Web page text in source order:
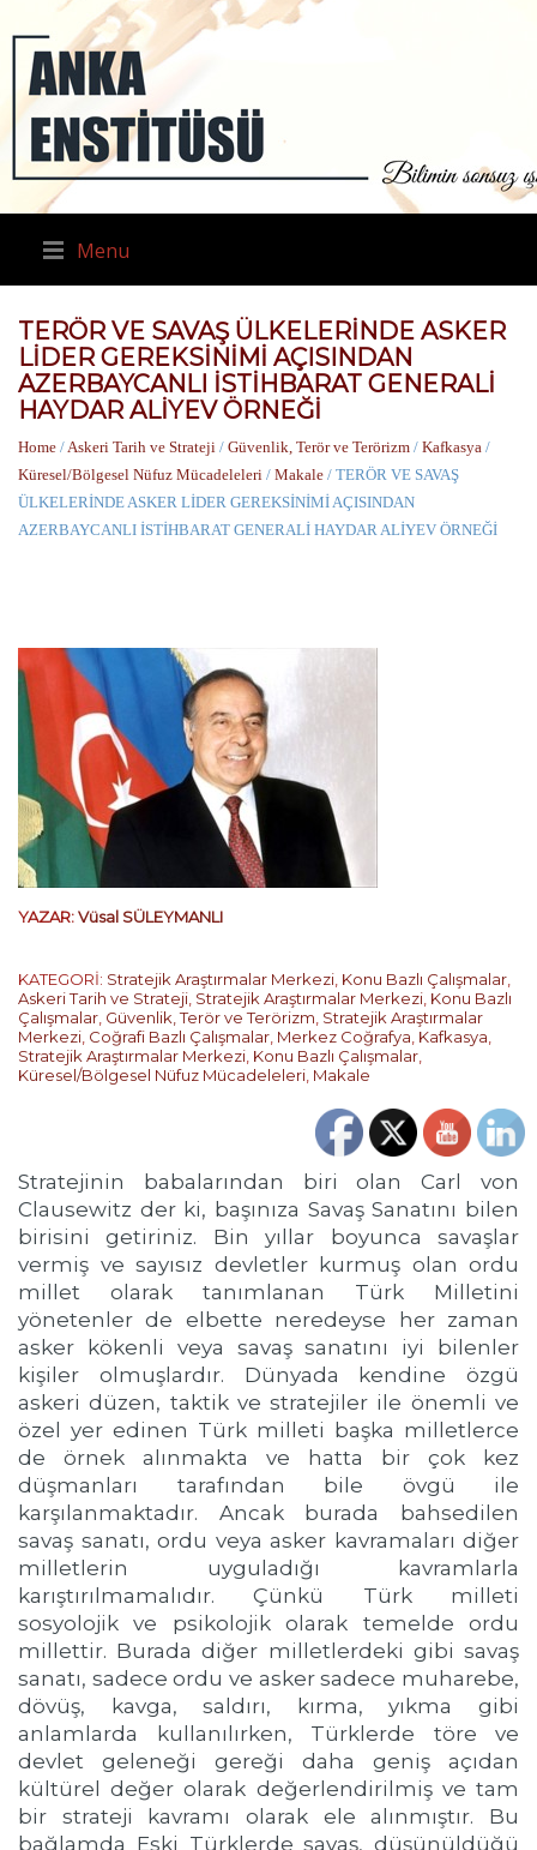
Menu
TERÖR VE SAVAŞ ÜLKELERİNDE ASKER
LİDER GEREKSİNİMİ AÇISINDAN
AZERBAYCANLI İSTİHBARAT GENERALİ
HAYDAR ALİYEV ÖRNEĞİ
Home /Askeri Tarih ve Strateji / Güvenlik, Terör ve Terörizm / Kafkasya /
Küresel/Bölgesel Nüfuz Mücadeleleri / Makale / TERÖR VE SAVAŞ
ÜLKELERİNDE ASKER LİDER GEREKSİNİMİ AÇISINDAN
AZERBAYCANLI İSTİHBARAT GENERALİ HAYDAR ALİYEV ÖRNEĞİ
YAZAR:Vüsal SÜLEYMANLI
KATEGORİ: Stratejik Araştırmalar Merkezi Konu Bazlı Çalışmalar
Askeri Tarih ve Strateji Stratejik Araştırmalar Merkezi Konu Bazlı
Çalışmalar Güvenlik, Terör ve Terörizm Stratejik Araştırmalar
Merkezi Coğrafi Bazlı Çalışmalar Merkez Coğrafya Kafkasya
Stratejik Araştırmalar Merkezi Konu Bazlı Çalışmalar
Küresel/Bölgesel Nüfuz Mücadeleleri Makale
Stratejinin babalarından biri olan Carl von
Clausewitz der ki, başınıza Savaş Sanatını bilen
birisini getiriniz. Bin yıllar boyunca savaşlar
vermiş ve sayısız devletler kurmuş olan ordu
millet olarak tanımlanan Türk Milletini
yönetenler de elbette neredeyse her zaman
asker kökenli veya savaş sanatını iyi bilenler
kişiler olmuşlardır. Dünyada kendine özgü
askeri düzen, taktik ve stratejiler ile önemli ve
özel yer edinen Türk milleti başka milletlerce
de örnek alınmakta ve hatta bir çok kez
düşmanları tarafından bile övgü ile
karşılanmaktadır. Ancak burada bahsedilen
savaş sanatı, ordu veya asker kavramaları diğer
milletlerin uyguladığı kavramlarla
karıştırılmamalıdır. Çünkü Türk milleti
sosyolojik ve psikolojik olarak temelde ordu
millettir. Burada diğer milletlerdeki gibi savaş
sanatı, sadece ordu ve asker sadece muharebe,
dövüş, kavga, saldırı, kırma, yıkma gibi
anlamlarda kullanılırken, Türklerde töre ve
devlet geleneği gereği daha geniş açıdan
kültürel değer olarak değerlendirilmiş ve tam
bir strateji kavramı olarak ele alınmıştır. Bu
bağlamda Eski Türklerde savaş, düşünüldüğü